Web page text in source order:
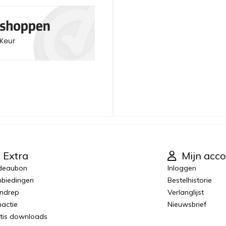
Extra
downloads
Mijn
Inloggen
Bestelhistorie
Verlanglijst
Nieuwsbrief